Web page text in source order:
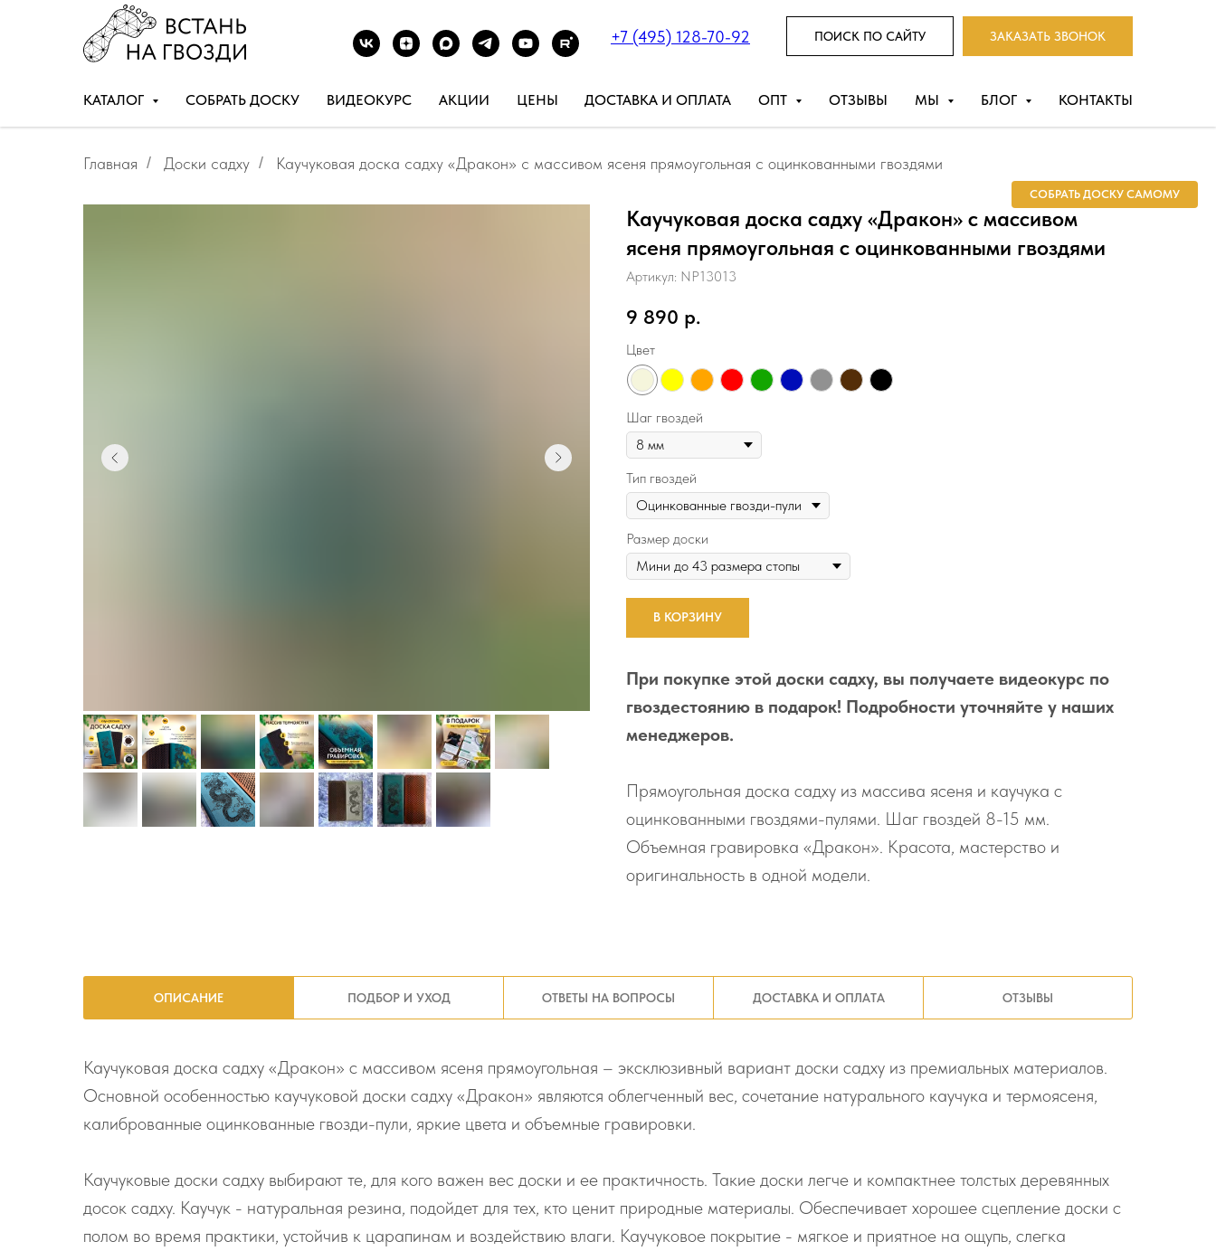
+7 (495) 128-70-92 ПОИСК ПО САЙТУ ЗАКАЗАТЬ ЗВОНОК
КАТАЛОГ СОБРАТЬ ДОСКУ ВИДЕОКУРС АКЦИИ ЦЕНЫ ДОСТАВКА И ОПЛАТА ОПТ ОТЗЫВЫ МЫ БЛОГ КОНТАКТЫ
СОБРАТЬ ДОСКУ САМОМУ
Главная / Доски садху / Каучуковая доска садху «Дракон» с массивом ясеня прямоугольная с оцинкованными гвоздями
Каучуковая доска садху «Дракон» с массивом
ясеня прямоугольная с оцинкованными гвоздями
Артикул: NP13013
9 890 р.
Цвет
Шаг гвоздей
Тип гвоздей
Размер доски
В КОРЗИНУ
При покупке этой доски садху, вы получаете видеокурс по
гвоздестоянию в подарок! Подробности уточняйте у наших
менеджеров.
Прямоугольная доска садху из массива ясеня и каучука с
оцинкованными гвоздями-пулями. Шаг гвоздей 8-15 мм.
Объемная гравировка «Дракон». Красота, мастерство и
оригинальность в одной модели.
ОПИСАНИЕ ПОДБОР И УХОД ОТВЕТЫ НА ВОПРОСЫ ДОСТАВКА И ОПЛАТА ОТЗЫВЫ
Каучуковая доска садху «Дракон» с массивом ясеня прямоугольная – эксклюзивный вариант доски садху из премиальных материалов.
Основной особенностью каучуковой доски садху «Дракон» являются облегченный вес, сочетание натурального каучука и термоясеня,
калиброванные оцинкованные гвозди-пули, яркие цвета и объемные гравировки.
Каучуковые доски садху выбирают те, для кого важен вес доски и ее практичность. Такие доски легче и компактнее толстых деревянных
досок садху. Каучук - натуральная резина, подойдет для тех, кто ценит природные материалы. Обеспечивает хорошее сцепление доски с
полом во время практики, устойчив к царапинам и воздействию влаги. Каучуковое покрытие - мягкое и приятное на ощупь, слегка